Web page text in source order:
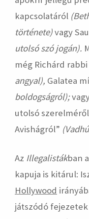
kapcsolatáról (
története)vagy
utolsó szó jogán).
még Richárd
angyal), Galatea
boldogságról);
utolsó
Avishágról”
Az Illegalistákban
kapuja is kitárul:
Hollywood
játszódó